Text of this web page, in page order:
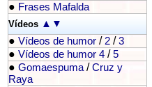
● Frases Mafalda
Vídeos ▲ ▼
● Vídeos de humor / 2 /3
● Vídeos de humor 4 /5
● Gomaespuma /Cruz y
Raya